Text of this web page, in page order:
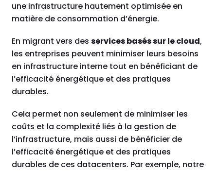
une infrastructure hautement optimisée en
matière de consommation d’énergie.
En migrant vers des services basés sur le cloud,
les entreprises peuvent minimiser leurs besoins
en infrastructure interne tout en bénéficiant de
l’efficacité énergétique et des pratiques
durables.
Cela permet non seulement de minimiser les
coûts et la complexité liés à la gestion de
l’infrastructure, mais aussi de bénéficier de
l’efficacité énergétique et des pratiques
durables de ces datacenters. Par exemple, notre